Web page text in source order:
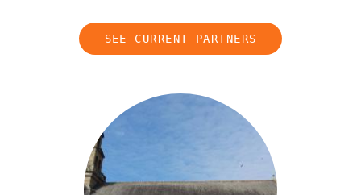
SEE CURRENT PARTNERS